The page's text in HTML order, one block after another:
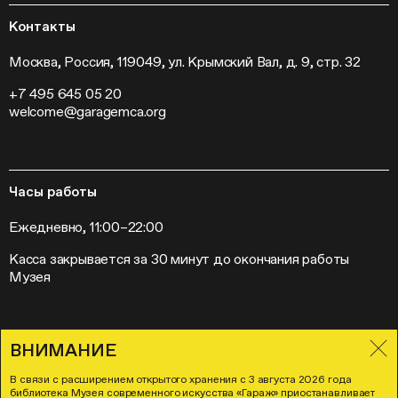
ВНИМАНИЕ
В связи с расширением открытого хранения с 3 августа 2026 года
библиотека Музея современного искусства «Гараж» приостанавливает
Программа «Новые медиа»
Кинопрограмма
Выставки
Слет институций современного искусства
Новости
Пресса
Контакты
Контакты
Москва, Россия, 119049, ул. Крымский Вал, д. 9, стр. 32
+7 495 645 05 20
welcome@garagemca.org
Часы работы
Ежедневно, 11:00–22:00
Касса закрывается за 30 минут до окончания работы
Музея
Правила посещения Музея «Гараж»
Политика в отношении обработки и защиты персональных данных
Согласие на осуществление рекламно-информационных рассылок